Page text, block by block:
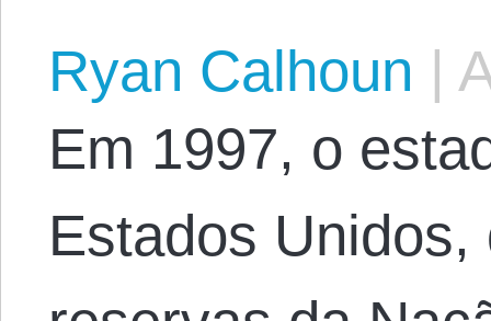
Ryan Calhoun |
Em 1997, o
Estados